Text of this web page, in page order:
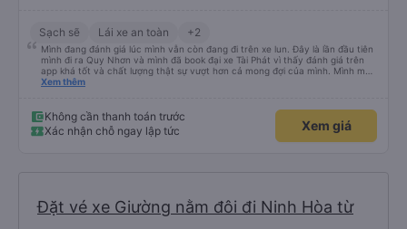
Sạch sẽ Lái xe an toàn +2
Mình đang đánh giá lúc mình vẫn còn đang đi trên xe lun. Đây là lần đầu tiên
mình đi ra Quy Nhơn và mình đã book đại xe Tài Phát vì thấy đánh giá trên
app khá tốt và chất lượng thật sự vượt hơn cả mong đợi của mình. Mình mua
giường đôi và vừa đủ cho 2 người. Nhân viên của nhà xe phải nói là siêu nhiệt
trung chuyển và lên xe lớn thì luôn hỗ trợ xách vali giùm tụi mình. Trên xe thì
có cả bánh và sữa miễn phí cho khách còn chuẩn bị cả thuốc say xe, dép,
mền, gối và đặc biệt là có gối ôm. Nchung là phải chấm nhà xe 10 sao mới
Xem thêm
Không cần thanh toán trước
Xác nhận chỗ ngay lập tức
Xem giá
Đặt vé xe Giường nằm đôi đi Ninh Hòa từ